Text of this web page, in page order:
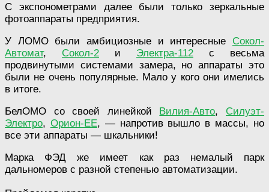
С экспонометрами далее были только зеркальные
фотоаппараты предприятия.
У ЛОМО были амбициозные и интересные Сокол-
Автомат, Сокол-2 и Электра-112 с весьма
продвинутыми системами замера, но аппараты это
были не очень популярные. Мало у кого они имелись
в итоге.
БелОМО со своей линейкой Вилия-Авто, Силуэт-
Электро, Орион-ЕЕ, — напротив вышло в массы, но
все эти аппараты — шкальники!
Марка ФЭД же имеет как раз немалый парк
дальномеров с разной степенью автоматизации.